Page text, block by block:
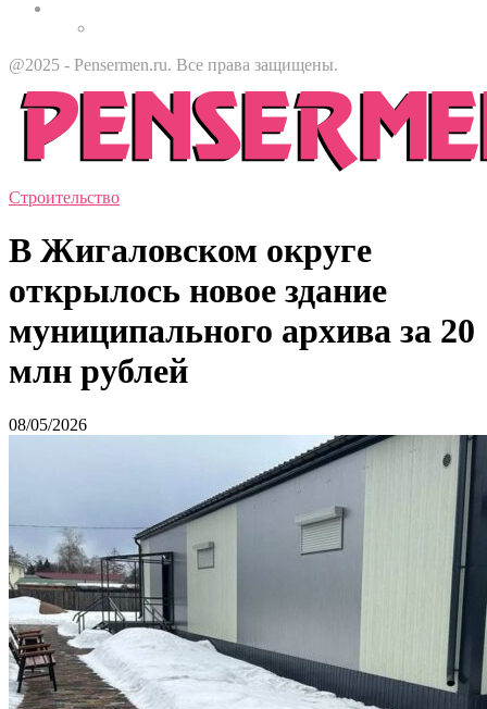
@2025 - Pensermen.ru. Все права защищены.
Строительство
В Жигаловском округе
открылось новое здание
муниципального архива за 20
млн рублей
08/05/2026